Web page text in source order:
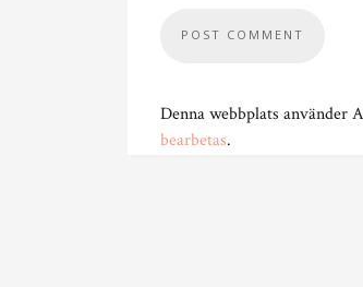
Denna webbplats använder
bearbetas.